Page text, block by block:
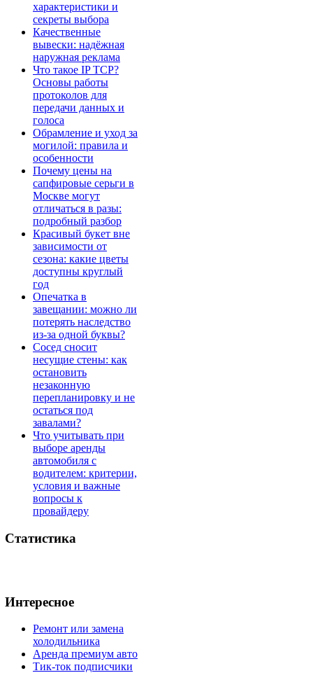
характеристики и
секреты выбора
Качественные
вывески: надёжная
наружная реклама
Что такое IP TCP?
Основы работы
протоколов для
передачи данных и
голоса
Обрамление и уход за
могилой: правила и
особенности
Почему цены на
сапфировые серьги в
Москве могут
отличаться в разы:
подробный разбор
Красивый букет вне
зависимости от
сезона: какие цветы
доступны круглый
год
Опечатка в
завещании: можно ли
потерять наследство
из-за одной буквы?
Сосед сносит
несущие стены: как
остановить
незаконную
перепланировку и не
остаться под
завалами?
Что учитывать при
выборе аренды
автомобиля с
водителем: критерии,
условия и важные
вопросы к
провайдеру
Статистика
Интересное
Ремонт или замена
холодильника
Аренда премиум авто
Тик-ток подписчики